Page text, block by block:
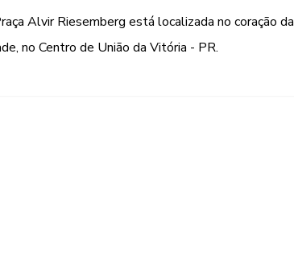
Alvir Riesemberg está localizada no coração da
no Centro de União da Vitória - PR.